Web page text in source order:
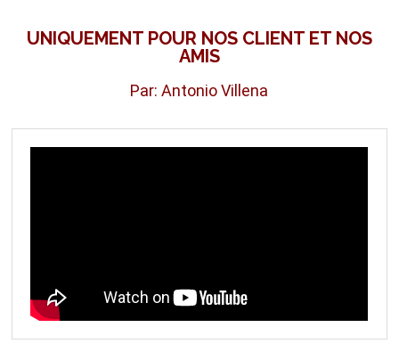
UNIQUEMENT POUR NOS CLIENT ET NOS
AMIS
Par: Antonio Villena